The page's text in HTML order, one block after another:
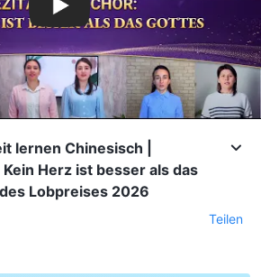
lernen Chinesisch |
Herz ist besser als das
Lobpreises 2026
Teilen